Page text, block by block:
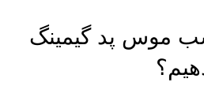
موس پد گیمینگ